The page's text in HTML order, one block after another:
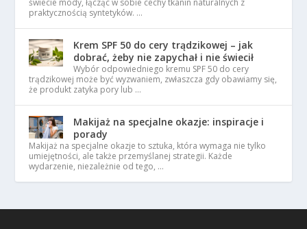
świecie mody, łącząc w sobie cechy tkanin naturalnych z
praktycznością syntetyków. …
Krem SPF 50 do cery trądzikowej – jak
dobrać, żeby nie zapychał i nie świecił
Wybór odpowiedniego kremu SPF 50 do cery
trądzikowej może być wyzwaniem, zwłaszcza gdy obawiamy się,
że produkt zatyka pory lub …
Makijaż na specjalne okazje: inspiracje i
porady
Makijaż na specjalne okazje to sztuka, która wymaga nie tylko
umiejętności, ale także przemyślanej strategii. Każde
wydarzenie, niezależnie od tego, …